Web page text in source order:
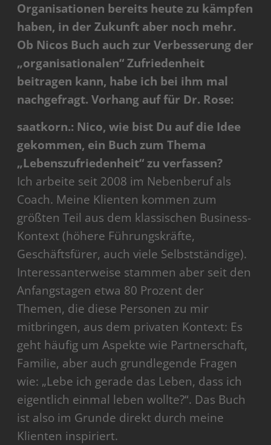
Organisationen bereits heute zu kämpfen
haben, in der Zukunft aber noch mehr.
Ob Nicos Buch auch zur Verbesserung der
„organisationalen“ Zufriedenheit
beitragen kann, habe ich bei ihm mal
nachgefragt. Vorhang auf für Dr. Rose:
saatkorn.: Nico, wie bist Du auf die Idee
gekommen, ein Buch zum Thema
„Lebenszufriedenheit“ zu verfassen?
Ich arbeite seit 2008 im Nebenberuf als
Coach. Meine Klienten kommen zum
größten Teil aus dem klassischen Business-
Kontext (höhere Führungskräfte,
Geschäftsfürer, auch viele Selbstständige).
Interessanterweise stammen aber seit den
Anfangstagen etwa 80 Prozent der
Themen, die diese Personen zu mir
mitbringen, aus dem privaten Kontext: Es
geht häufig um Aspekte wie Partnerschaft,
Familie, aber auch grundlegende Fragen
wie: „Lebe ich gerade das Leben, dass ich
eigentlich einmal leben wollte?“. Das Buch
ist also im Grunde direkt durch meine
Klienten inspiriert.